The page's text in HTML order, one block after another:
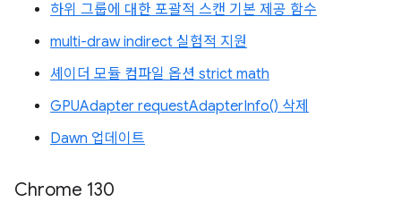
하위 그룹에 대한 포괄적 스캔 기본 제공 함수
multi-draw indirect 실험적 지원
셰이더 모듈 컴파일 옵션 strict math
GPUAdapter requestAdapterInfo() 삭제
Dawn 업데이트
Chrome 130